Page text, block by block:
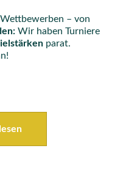
– von
Wir haben Turniere
parat.